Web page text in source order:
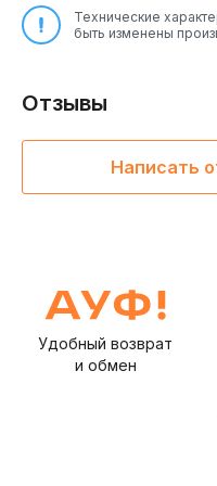
Универсальность:
разъемами 0.78 мм (2-
потерь сигнала.
портативными ЦАПами и
выходом 4.4 мм.
Технические
быть изменены
Отзывы
Написать
Удобный возврат
и обмен